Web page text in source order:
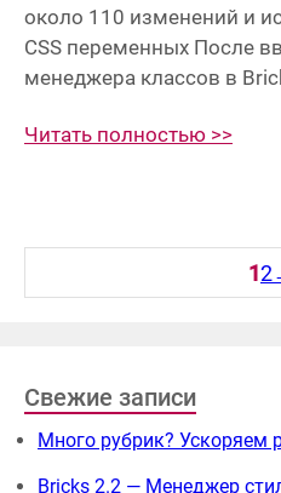
около 110 изменений и
CSS переменных После
менеджера классов в
Читать полностью >>
12
Свежие записи
Много рубрик? Ускоряем
Bricks 2.2 — Менеджер